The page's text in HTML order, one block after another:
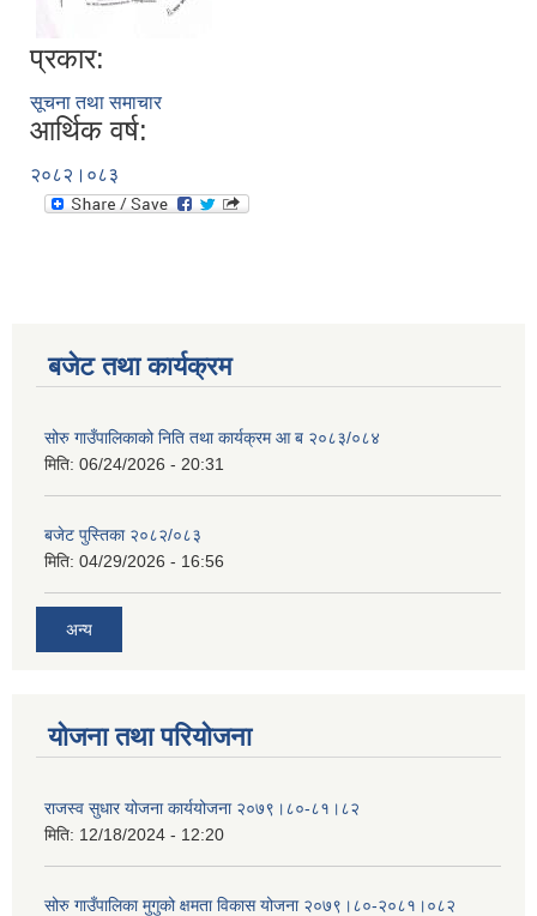
प्रकार:
सूचना तथा समाचार
आर्थिक वर्ष:
२०८२।०८३
बजेट तथा कार्यक्रम
सोरु गाउँपालिकाको निति तथा कार्यक्रम आ ब २०८३/०८४
मिति: 06/24/2026 - 20:31
बजेट पुस्तिका २०८२/०८३
मिति: 04/29/2026 - 16:56
अन्य
योजना तथा परियोजना
राजस्व सुधार योजना कार्ययोजना २०७९।८०-८१।८२
मिति: 12/18/2024 - 12:20
सोरु गाउँपालिका मुगुको क्षमता विकास योजना २०७९।८०-२०८१।०८२